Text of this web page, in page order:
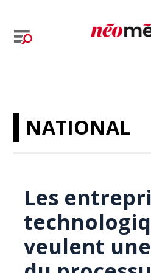
NATIONAL
Les
veulent